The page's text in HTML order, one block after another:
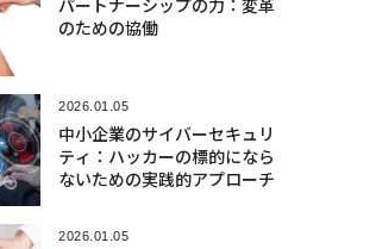
パートナーシップの力：変革
のための協働
2026.01.05
中小企業のサイバーセキュリ
ティ：ハッカーの標的になら
ないための実践的アプローチ
2026.01.05